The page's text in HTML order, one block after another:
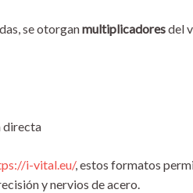
se otorganmultiplicadoresdel
directa
i-vital.eu/, estos formatos
y nervios de acero.